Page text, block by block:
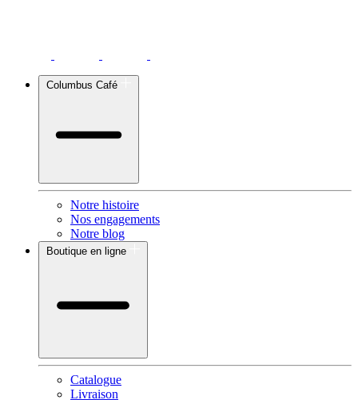
Columbus Café
Notre histoire
Nos engagements
Notre blog
Boutique en ligne
Catalogue
Livraison